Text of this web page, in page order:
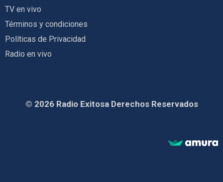
TV en vivo
Términos y condiciones
Políticas de Privacidad
Radio en vivo
© 2026 Radio Exitosa Derechos Reservados